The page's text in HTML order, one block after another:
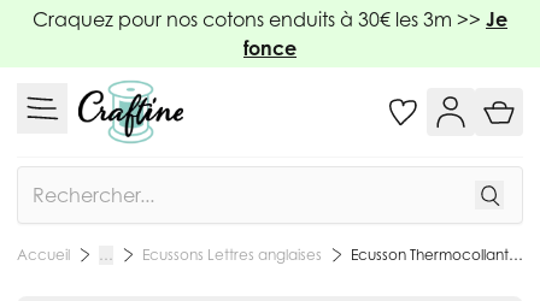
Allez au contenu
Craquez pour nos cotons enduits à 30€ les 3m >> Je
fonce
Accueil … Ecussons Lettres anglaises Ecusson Thermocollant Lettre Calligraphie Anglaise "P" Marine